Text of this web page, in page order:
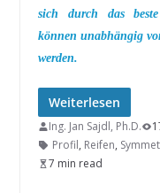
sich durch das
können unabhängig
werden.
Weiterlesen
Ing. Jan Sajdl, Ph.D.
Profil, Reifen,
7 min read